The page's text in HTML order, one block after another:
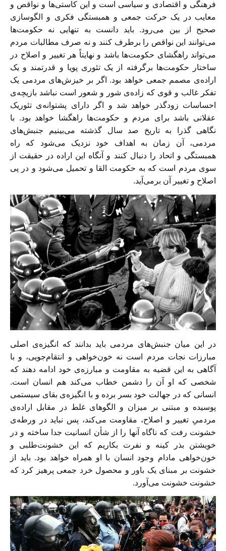
فرهنگی و اقتصادی و سیاسی است و این کاستی‌ها و نواقص و
معایب در یک حرکت جمعی و همبستگی فکری و الگوسازی
صحیح از بین می‌رود. باید دانست به تنهایی نه حکومت‌ها
می‌توانند این نواقص را برطرف کنند و نه صرف مطالبات مردم
می‌تواند راهگشای حکومت‌ها باشد و نهایتاً هر تغییر و اصلاح در
ساختار حکومت‌ها برگرفته از یک تئوری پویا و قدرتمند و یک
اراده‌ی مصمم جمعی خواهد بود. اگر بر خیزش‌های مردمی یک
تفکر غالب و قوی که زاده‌ی شور و شعور است نباشد بازیچه‌ی
احساسات زودگذر خواهد شد و اگر دارای پشتوانه‌ی تئوریک
عقلانی باشد برای مردم و حکومت‌ها راهگشا خواهد بود. با
نگاهی گذرا به تاریخ صد سال گذشته می‌بینیم جنبش‌های
مردمی، آن زمان به اهداف خود نزدیک می‌شود که راه
همبستگی و اتحاد را دنبال کنند و آنگاه این اراده در حقیقت از
سوی مردم است که به حکومت القا و تحمیل می‌شود و در پی
اصلاح و تغییر آن برمی‌آید.
در این میان جنبش‌های مردمی باید بدانند که انگیزه‌ی اصلی
مبارزات نجات مردم است نه خون‌خواهی و انتقام‌جویی، و با
آگاهی به این قضیه به مقاومت و مبارزه‌ی خود ادامه دهند که
شخصی که او آن را دشمن خطاب می‌کند هم انسان است.
انسانی که در جهالت خود بسر برده و با انگیزه‌ی بقای سیستمی
پوسیده و مبتنی بر میزان و الگوهای غلط در مقابل اراده‌ی
مردمیِ تغییر و اصلاح، مقاومت می‌کند، پس نباید در ورطه‌ی
خشونت رفت که ناگاه آنها را از شأن انسانیت جدا ساخته و در
خویشتن بذر کینه و نفرت بکاریم که این خشونت‌طلبی و
خون‌خواهی مادام وجود انسان با او همراه خواهد بود. باید از
خشونت بر مبنای یک باور و محصول خرد جمعی پرهیز کرد که
خشونت خشونت می‌آورد.